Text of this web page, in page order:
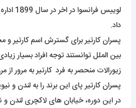
لوییس
داد.
پسران کارتیر برای گسترش اسم کارتیر
بین الملل توانستند توجه افراد بسیار
زیورالات منحصر به فرد کارتیر به مرور از
پسران کارتیر پای این برند را به لندن و
در این دوره، خیابان های لاکچری لندن و